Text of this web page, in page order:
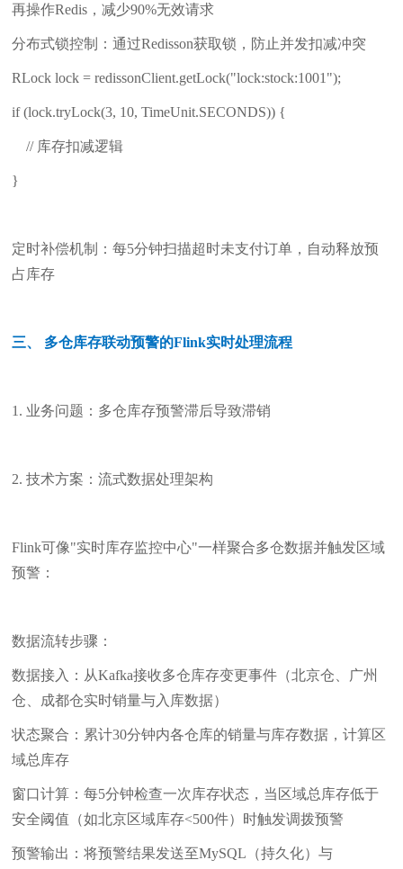
再操作Redis，减少90%无效请求
分布式锁控制：通过Redisson获取锁，防止并发扣减冲突
RLock lock = redissonClient.getLock("lock:stock:1001");
if (lock.tryLock(3, 10, TimeUnit.SECONDS)) {
// 库存扣减逻辑
}
定时补偿机制：每5分钟扫描超时未支付订单，自动释放预
占库存
三、 多仓库存联动预警的Flink实时处理流程
1. 业务问题：多仓库存预警滞后导致滞销
2. 技术方案：流式数据处理架构
Flink可像"实时库存监控中心"一样聚合多仓数据并触发区域
预警：
数据流转步骤：
数据接入：从Kafka接收多仓库存变更事件（北京仓、广州
仓、成都仓实时销量与入库数据）
状态聚合：累计30分钟内各仓库的销量与库存数据，计算区
域总库存
窗口计算：每5分钟检查一次库存状态，当区域总库存低于
安全阈值（如北京区域库存<500件）时触发调拨预警
预警输出：将预警结果发送至MySQL（持久化）与